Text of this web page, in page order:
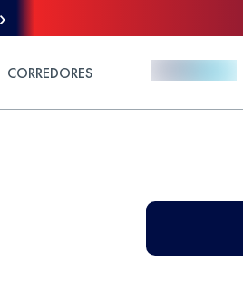
CORREDORES